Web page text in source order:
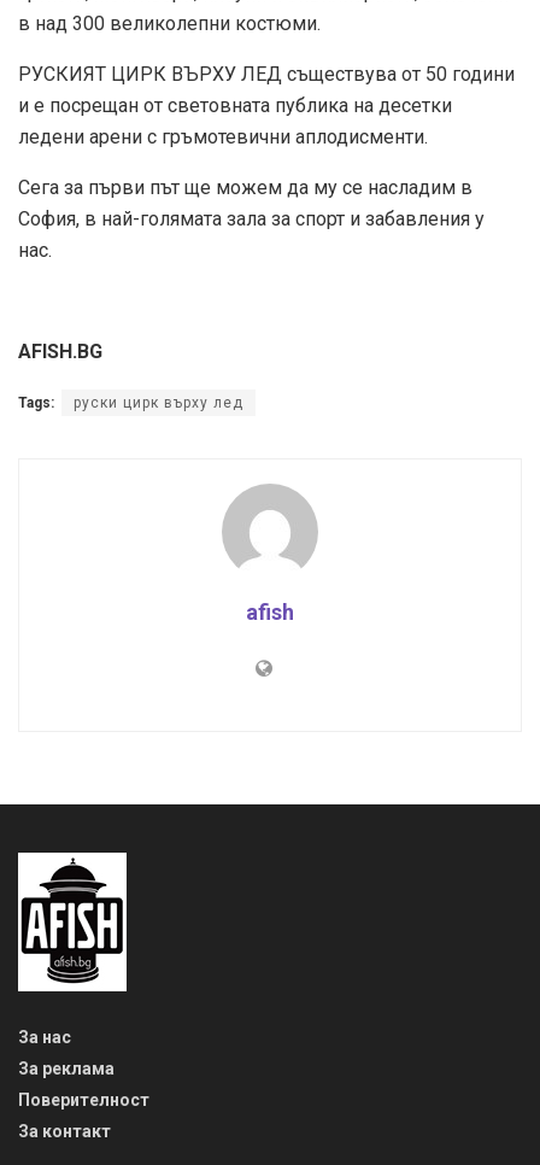
в над 300 великолепни костюми.
РУСКИЯТ ЦИРК ВЪРХУ ЛЕД съществува от 50 години
и е посрещан от световната публика на десетки
ледени арени с гръмотевични аплодисменти.
Сега за първи път ще можем да му се насладим в
София, в най-голямата зала за спорт и забавления у
нас.
AFISH.BG
Tags: руски цирк върху лед
afish
За нас
За реклама
Поверителност
За контакт